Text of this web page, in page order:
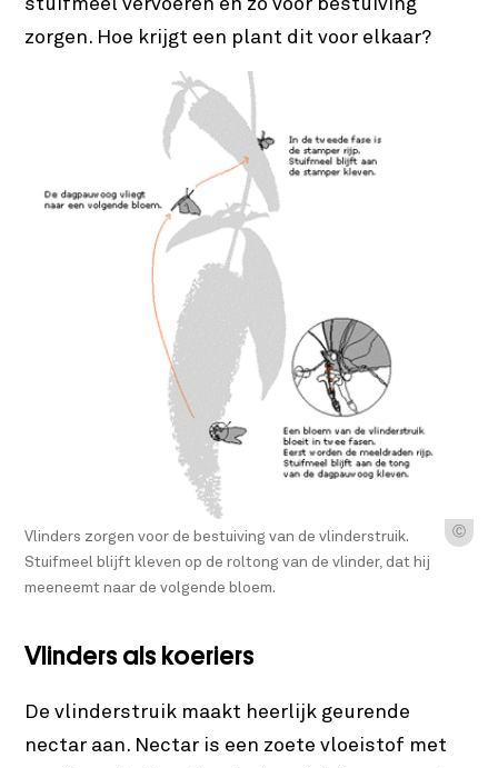
stuifmeel vervoeren en zo voor bestuiving
zorgen. Hoe krijgt een plant dit voor elkaar?
Ⓒ
Vlinders zorgen voor de bestuiving van de vlinderstruik.
Stuifmeel blijft kleven op de roltong van de vlinder, dat hij
meeneemt naar de volgende bloem.
Vlinders als koeriers
De vlinderstruik maakt heerlijk geurende
nectar aan. Nectar is een zoete vloeistof met